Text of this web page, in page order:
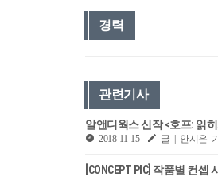
경력
관련기사
알앤디웍스 신작 <호프: 읽
2018-11-15 글 | 안시은
[CONCEPT PIC] 작품별 컨